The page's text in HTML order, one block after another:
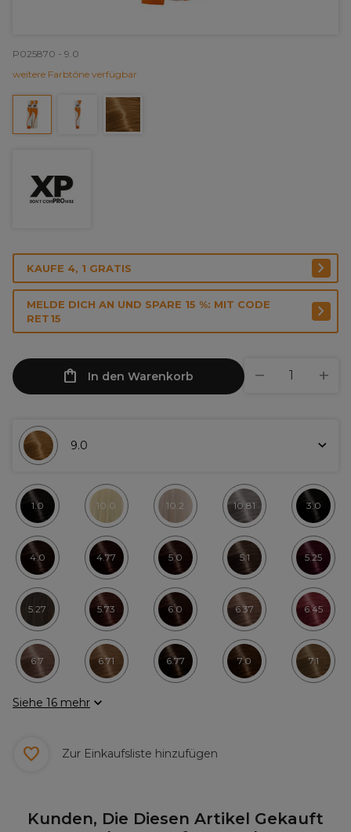
P025870 - 9.0
weitere Farbtöne verfügbar
KAUFE 4, 1 GRATIS
MELDE DICH AN UND SPARE 15 %: MIT CODE
RET15
In den Warenkorb
9.0
1.0 10.0 10.2 10.81 3.0
4.0 4.77 5.0 5.1 5.25
5.27 5.73 6.0 6.37 6.45
6.7 6.71 6.77 7.0 7.1
Siehe 16 mehr
Zur Einkaufsliste hinzufügen
Kunden, Die Diesen Artikel Gekauft